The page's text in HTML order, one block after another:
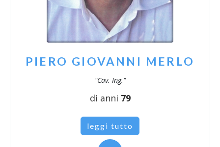
PIERO GIOVANNI MERLO
"Cav. Ing."
di anni 79
leggi tutto